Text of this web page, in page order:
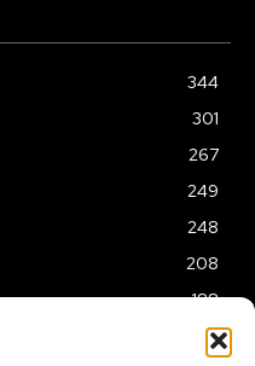
344
301
267
249
248
208
188
175